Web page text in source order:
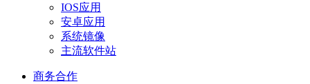
IOS应用
安卓应用
系统镜像
主流软件站
商务合作